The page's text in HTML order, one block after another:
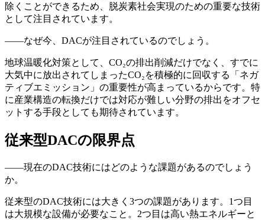
除くことができるため、脱炭素社会実現のための重要な技術
として注目されています。
——なぜ今、DACが注目されているのでしょう。
地球温暖化対策として、CO₂の排出削減だけでなく、すでに
大気中に放出されてしまったCO₂を積極的に回収する「ネガ
ティブエミッション」の重要性が高まっているからです。特
に産業構造の転換だけでは対応が難しい分野の排出をオフセ
ットする手段としても期待されています。
従来型DACの限界点
——現在のDAC技術にはどのような課題があるのでしょう
か。
従来型のDAC技術には大きく3つの課題があります。1つ目
は大規模な設備が必要なこと。2つ目は高い熱エネルギーと